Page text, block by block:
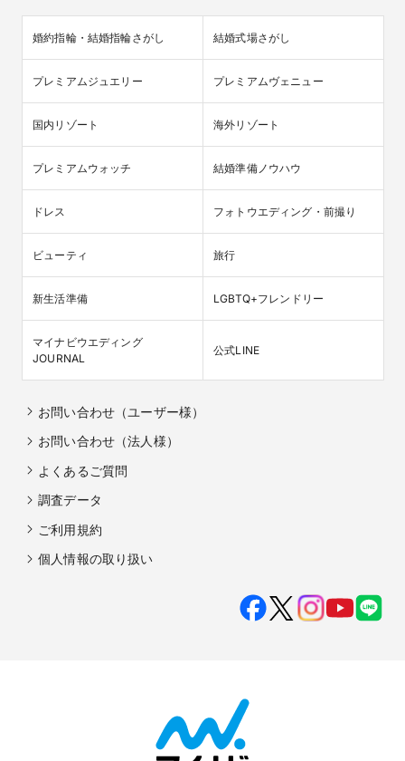
婚約指輪・結婚指輪さがし 結婚式場さがし
プレミアムジュエリー プレミアムヴェニュー
国内リゾート 海外リゾート
プレミアムウォッチ 結婚準備ノウハウ
ドレス フォトウエディング・前撮り
ビューティ 旅行
新生活準備 LGBTQ+フレンドリー
マイナビウエディング
JOURNAL
公式LINE
お問い合わせ（ユーザー様）
お問い合わせ（法人様）
よくあるご質問
調査データ
ご利用規約
個人情報の取り扱い